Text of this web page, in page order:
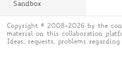
Sandbox
Copyright © 2008-2026 by the
material on this collaboration
Ideas, requests, problems